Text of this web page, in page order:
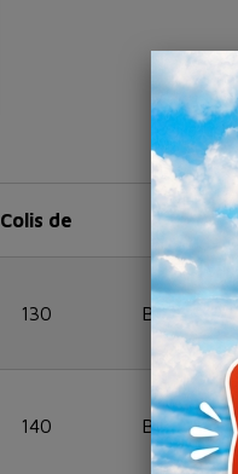
Colis de
130
140